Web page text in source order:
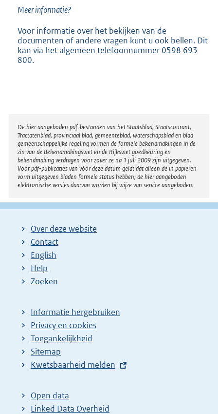
:
i
k
:
l
i
n
e
l
i
Meer informatie?
Voor informatie over het bekijken van de
documenten of andere vragen kunt u ook bellen. Dit
kan via het algemeen telefoonnummer 0598 693
800.
Disclaimer
De hier aangeboden pdf-bestanden van het Staatsblad, Staatscourant,
Tractatenblad, provinciaal blad, gemeenteblad, waterschapsblad en blad
gemeenschappelijke regeling vormen de formele bekendmakingen in de
zin van de Bekendmakingswet en de Rijkswet goedkeuring en
bekendmaking verdragen voor zover ze na 1 juli 2009 zijn uitgegeven.
Voor pdf-publicaties van vóór deze datum geldt dat alleen de in papieren
vorm uitgegeven bladen formele status hebben; de hier aangeboden
elektronische versies daarvan worden bij wijze van service aangeboden.
Over deze website
Contact
English
Help
Zoeken
Informatie hergebruiken
Privacy en cookies
Toegankelijkheid
Sitemap
E
t
e
Kwetsbaarheid melden
Open data
Linked Data Overheid